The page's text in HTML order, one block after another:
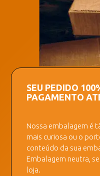
SEU PEDIDO
PAGAMENTO
Nossa embalagem é
mais curiosa ou o
conteúdo da sua
Embalagem neutra,
loja.